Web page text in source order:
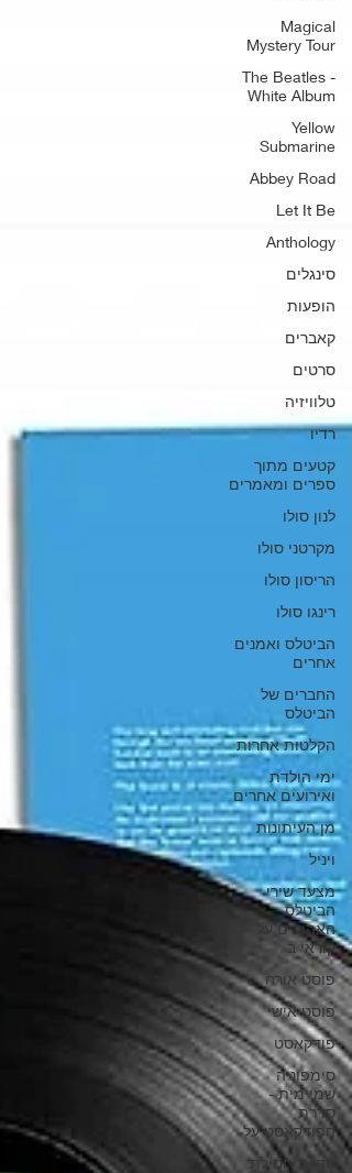
Magical
Mystery Tour
The Beatles -
White Album
Yellow
Submarine
Abbey Road
Let It Be
Anthology
סינגלים
הופעות
קאברים
סרטים
טלוויזיה
רדיו
קטעים מתוך
ספרים ומאמרים
לנון סולו
מקרטני סולו
הריסון סולו
רינגו סולו
הביטלס ואמנים
אחרים
החברים של
הביטלס
הקלטות אחרות
ימי הולדת
ואירועים אחרים
מן העיתונות
ויניל
מצעד שירי
הביטלס
האהובים על
קוראי ב
פוסט אורח
פוסט אישי
פודקאסט
סימפוניה
שמיימית -
סדרת
הפודקאסט על
סדרת תחילת